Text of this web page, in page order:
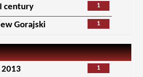
1
century
1
Gorajski
1
2013